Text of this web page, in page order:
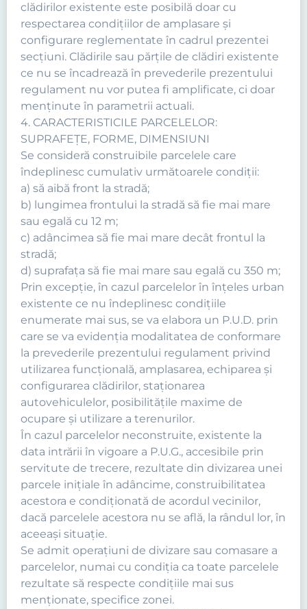
clădirilor existente este posibilă doar cu
respectarea condiţiilor de amplasare şi
configurare reglementate în cadrul prezentei
secţiuni. Clădirile sau părţile de clădiri existente
ce nu se încadrează în prevederile prezentului
regulament nu vor putea fi amplificate, ci doar
menţinute în parametrii actuali.
4. CARACTERISTICILE PARCELELOR:
SUPRAFEŢE, FORME, DIMENSIUNI
Se consideră construibile parcelele care
îndeplinesc cumulativ următoarele condiţii:
a) să aibă front la stradă;
b) lungimea frontului la stradă să fie mai mare
sau egală cu 12 m;
c) adâncimea să fie mai mare decât frontul la
stradă;
d) suprafaţa să fie mai mare sau egală cu 350 m;
Prin excepţie, în cazul parcelelor în înţeles urban
existente ce nu îndeplinesc condiţiile
enumerate mai sus, se va elabora un P.U.D. prin
care se va evidenţia modalitatea de conformare
la prevederile prezentului regulament privind
utilizarea funcţională, amplasarea, echiparea şi
configurarea clădirilor, staţionarea
autovehiculelor, posibilităţile maxime de
ocupare şi utilizare a terenurilor.
În cazul parcelelor neconstruite, existente la
data intrării în vigoare a P.U.G., accesibile prin
servitute de trecere, rezultate din divizarea unei
parcele iniţiale în adâncime, construibilitatea
acestora e condiţionată de acordul vecinilor,
dacă parcelele acestora nu se află, la rândul lor, în
aceeaşi situaţie.
Se admit operaţiuni de divizare sau comasare a
parcelelor, numai cu condiţia ca toate parcelele
rezultate să respecte condiţiile mai sus
menţionate, specifice zonei.